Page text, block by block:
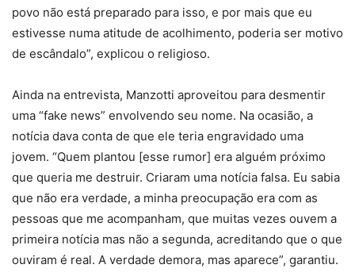
povo não está preparado para isso, e por mais que eu
estivesse numa atitude de acolhimento, poderia ser motivo
de escândalo”, explicou o religioso.
Ainda na entrevista, Manzotti aproveitou para desmentir
uma “fake news” envolvendo seu nome. Na ocasião, a
notícia dava conta de que ele teria engravidado uma
jovem. “Quem plantou [esse rumor] era alguém próximo
que queria me destruir. Criaram uma notícia falsa. Eu sabia
que não era verdade, a minha preocupação era com as
pessoas que me acompanham, que muitas vezes ouvem a
primeira notícia mas não a segunda, acreditando que o que
ouviram é real. A verdade demora, mas aparece”, garantiu.